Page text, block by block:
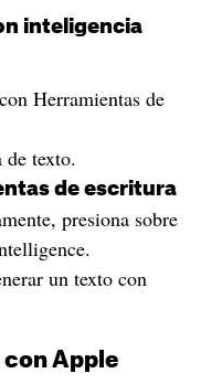
inteligencia
Herramientas de
de texto.
de escritura
presiona sobre
un texto con
Apple